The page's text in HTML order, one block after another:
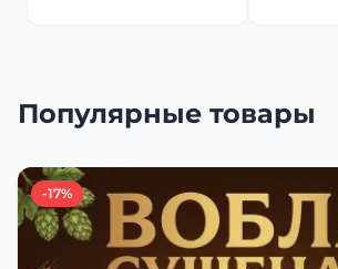
Популярные товары
-17%